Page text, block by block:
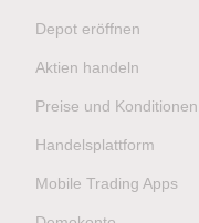
Depot eröffnen
Aktien handeln
Preise und Konditionen
Handelsplattform
Mobile Trading Apps